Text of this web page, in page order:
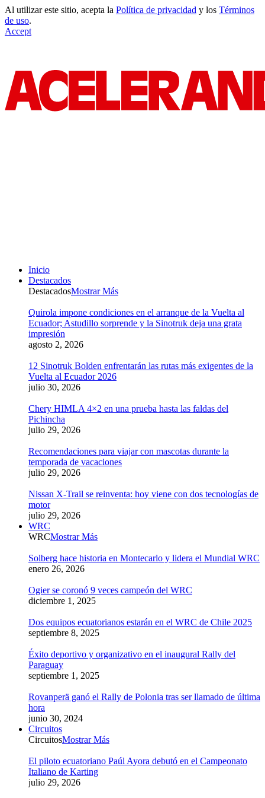
Al utilizar este sitio, acepta la Política de privacidad y los Términos
de uso.
Accept
Inicio
Destacados
DestacadosMostrar Más
Quirola impone condiciones en el arranque de la Vuelta al
Ecuador; Astudillo sorprende y la Sinotruk deja una grata
impresión
agosto 2, 2026
12 Sinotruk Bolden enfrentarán las rutas más exigentes de la
Vuelta al Ecuador 2026
julio 30, 2026
Chery HIMLA 4×2 en una prueba hasta las faldas del
Pichincha
julio 29, 2026
Recomendaciones para viajar con mascotas durante la
temporada de vacaciones
julio 29, 2026
Nissan X-Trail se reinventa: hoy viene con dos tecnologías de
motor
julio 29, 2026
WRC
WRCMostrar Más
Solberg hace historia en Montecarlo y lidera el Mundial WRC
enero 26, 2026
Ogier se coronó 9 veces campeón del WRC
diciembre 1, 2025
Dos equipos ecuatorianos estarán en el WRC de Chile 2025
septiembre 8, 2025
Éxito deportivo y organizativo en el inaugural Rally del
Paraguay
septiembre 1, 2025
Rovanperä ganó el Rally de Polonia tras ser llamado de última
hora
junio 30, 2024
Circuitos
CircuitosMostrar Más
El piloto ecuatoriano Paúl Ayora debutó en el Campeonato
Italiano de Karting
julio 29, 2026